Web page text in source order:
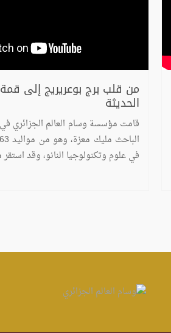
من قلب برج بوعريريج إلى
الحديثة
في علوم وتكنولوجيا النانو، وقد